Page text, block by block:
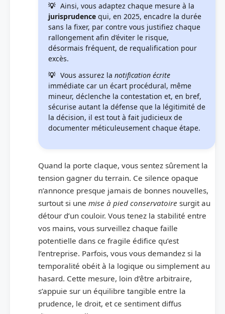
Ainsi, vous adaptez chaque mesure à la
jurisprudence qui, en 2025, encadre la durée
sans la fixer, par contre vous justifiez chaque
rallongement afin d’éviter le risque,
désormais fréquent, de requalification pour
excès.
Vous assurez la notification écrite
immédiate car un écart procédural, même
mineur, déclenche la contestation et, en bref,
sécurise autant la défense que la légitimité de
la décision, il est tout à fait judicieux de
documenter méticuleusement chaque étape.
Quand la porte claque, vous sentez sûrement la
tension gagner du terrain. Ce silence opaque
n’annonce presque jamais de bonnes nouvelles,
surtout si une mise à pied conservatoire surgit au
détour d’un couloir. Vous tenez la stabilité entre
vos mains, vous surveillez chaque faille
potentielle dans ce fragile édifice qu’est
l’entreprise. Parfois, vous vous demandez si la
temporalité obéit à la logique ou simplement au
hasard. Cette mesure, loin d’être arbitraire,
s’appuie sur un équilibre tangible entre la
prudence, le droit, et ce sentiment diffus